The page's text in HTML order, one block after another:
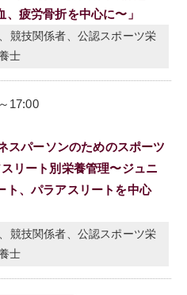
疲労骨折を中心に〜」
競技関係者、公認スポーツ栄
士
17:00
スパーソンのためのスポーツ
リート別栄養管理〜ジュニ
ト、パラアスリートを中心
競技関係者、公認スポーツ栄
士